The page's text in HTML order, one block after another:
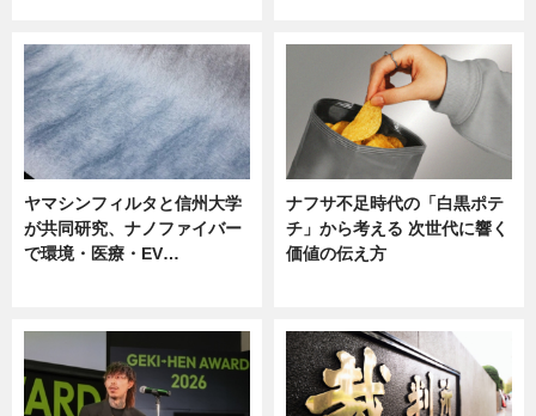
ヤマシンフィルタと信州大学
が共同研究、ナノファイバー
で環境・医療・EV…
ナフサ不足時代の「白黒ポテ
チ」から考える 次世代に響く
価値の伝え方